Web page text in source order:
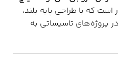
که با طراحی پایه بلند،
پروژه‌های تاسیساتی به